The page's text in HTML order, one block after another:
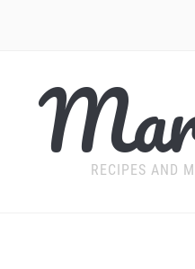
RECIPES AND